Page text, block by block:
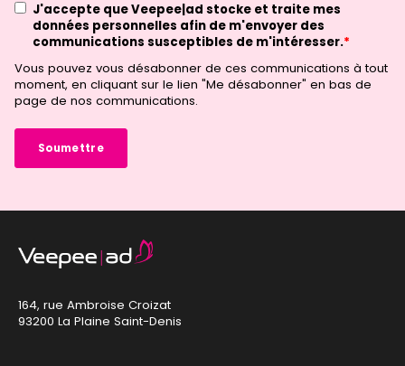
J'accepte que Veepee|ad stocke et traite mes
données personnelles afin de m'envoyer des
communications susceptibles de m'intéresser.*
Vous pouvez vous désabonner de ces communications à tout
moment, en cliquant sur le lien "Me désabonner" en bas de
page de nos communications.
164, rue Ambroise Croizat
93200 La Plaine Saint-Denis